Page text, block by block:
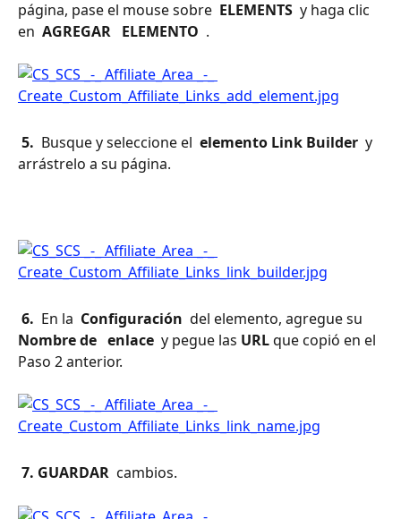
página, pase el mouse sobre ELEMENTS y haga clic
en AGREGAR ELEMENTO .
5. Busque y seleccione el elemento Link Builder y
arrástrelo a su página.
6. En la Configuración del elemento, agregue su
Nombre de enlace y pegue las URL que copió en el
Paso 2 anterior.
7. GUARDAR cambios.